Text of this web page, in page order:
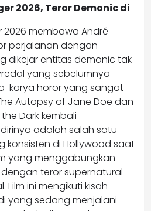
2026, Teror Demonic di
2026 membawa André
perjalanan dengan
dikejar entitas demonic tak
yang sebelumnya
karya horor yang sangat
Autopsy of Jane Doe dan
Dark kembali
adalah salah satu
konsisten di Hollywood saat
yang menggabungkan
teror supernatural
ini mengikuti kisah
yang sedang menjalani